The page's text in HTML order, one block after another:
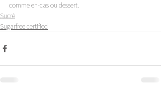
comme en-cas ou dessert.
Sucré
Sugarfree certified